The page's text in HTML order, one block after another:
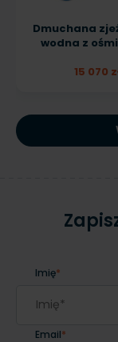
Dmuchana
wodna z
15 070
Imię*
Email*